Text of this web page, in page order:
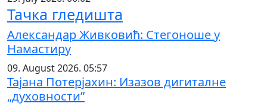
Тачка гледишта
Александар Живковић: Стегоноше у
Намастиру
09. August 2026. 05:57
Тајана Потерјахин: Изазов дигиталне
„духовности”